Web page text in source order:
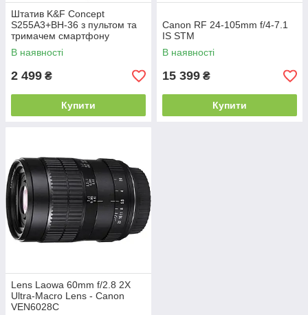
Штатив K&F Concept
S255A3+BH-36 з пультом та
тримачем смартфону
(KF09.157)
В наявності
2 499 ₴
Купити
Canon RF 24-105mm f/4-7.1
IS STM
В наявності
15 399 ₴
Купити
Lens Laowa 60mm f/2.8 2X
Ultra-Macro Lens - Canon
VEN6028C